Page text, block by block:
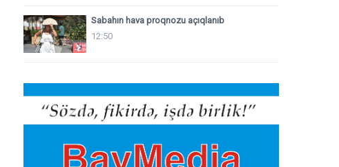
Sabahın hava proqnozu açıqlanıb
12:50